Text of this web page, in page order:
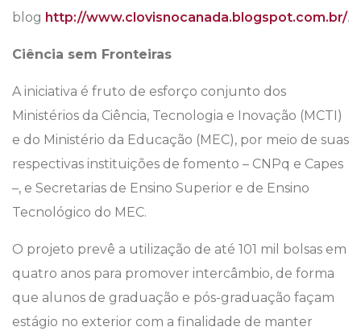
blog http://www.clovisnocanada.blogspot.com.br/.
Ciência sem Fronteiras
A iniciativa é fruto de esforço conjunto dos
Ministérios da Ciência, Tecnologia e Inovação (MCTI)
e do Ministério da Educação (MEC), por meio de suas
respectivas instituições de fomento – CNPq e Capes
–, e Secretarias de Ensino Superior e de Ensino
Tecnológico do MEC.
O projeto prevê a utilização de até 101 mil bolsas em
quatro anos para promover intercâmbio, de forma
que alunos de graduação e pós-graduação façam
estágio no exterior com a finalidade de manter